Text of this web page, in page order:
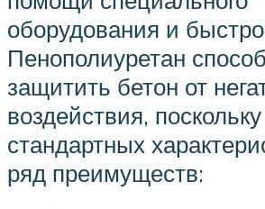
оборудования и
Пенополиуретан
защитить бетон от
воздействия,
стандартных
ряд преимуществ: